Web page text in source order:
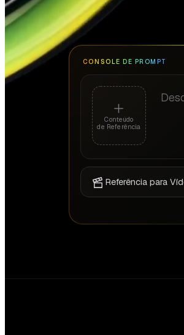
CONSOLE DE PROMPT
Conteúdo
de Referência
Referência para